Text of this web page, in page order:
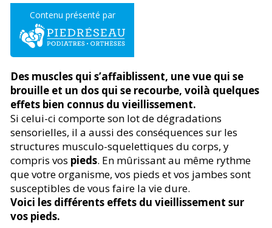
Contenu présenté par
Des muscles qui s’affaiblissent, une vue qui se
brouille et un dos qui se recourbe, voilà quelques
effets bien connus du vieillissement.
Si celui-ci comporte son lot de dégradations
sensorielles, il a aussi des conséquences sur les
structures musculo-squelettiques du corps, y
compris vos pieds. En mûrissant au même rythme
que votre organisme, vos pieds et vos jambes sont
susceptibles de vous faire la vie dure.
Voici les différents effets du vieillissement sur
vos pieds.